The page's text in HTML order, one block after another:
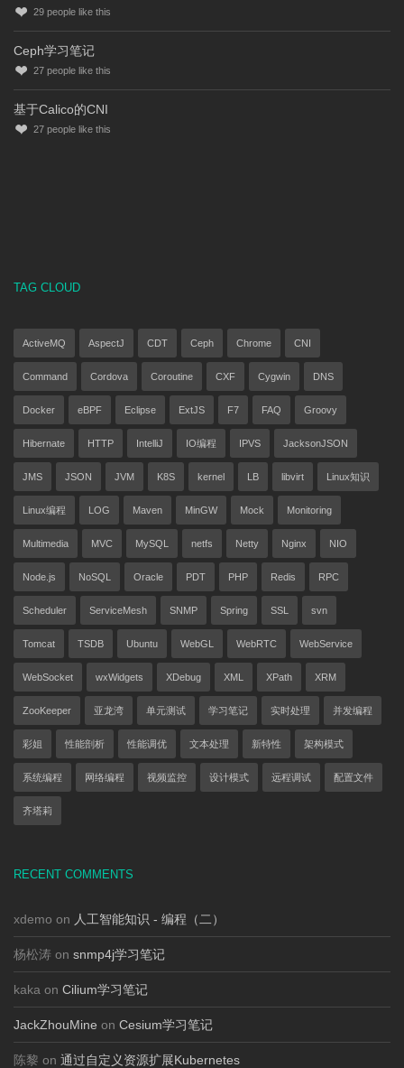
29 people like this
Ceph学习笔记
27 people like this
基于Calico的CNI
27 people like this
TAG CLOUD
ActiveMQ AspectJ CDT Ceph Chrome CNI
Command Cordova Coroutine CXF Cygwin DNS
Docker eBPF Eclipse ExtJS F7 FAQ Groovy
Hibernate HTTP IntelliJ IO编程 IPVS JacksonJSON
JMS JSON JVM K8S kernel LB libvirt Linux知识
Linux编程 LOG Maven MinGW Mock Monitoring
Multimedia MVC MySQL netfs Netty Nginx NIO
Node.js NoSQL Oracle PDT PHP Redis RPC
Scheduler ServiceMesh SNMP Spring SSL svn
Tomcat TSDB Ubuntu WebGL WebRTC WebService
WebSocket wxWidgets XDebug XML XPath XRM
ZooKeeper 亚龙湾 单元测试 学习笔记 实时处理 并发编程
彩姐 性能剖析 性能调优 文本处理 新特性 架构模式
系统编程 网络编程 视频监控 设计模式 远程调试 配置文件
齐塔莉
RECENT COMMENTS
xdemo on 人工智能知识 - 编程（二）
杨松涛 on snmp4j学习笔记
kaka on Cilium学习笔记
JackZhouMine on Cesium学习笔记
陈黎 on 通过自定义资源扩展Kubernetes